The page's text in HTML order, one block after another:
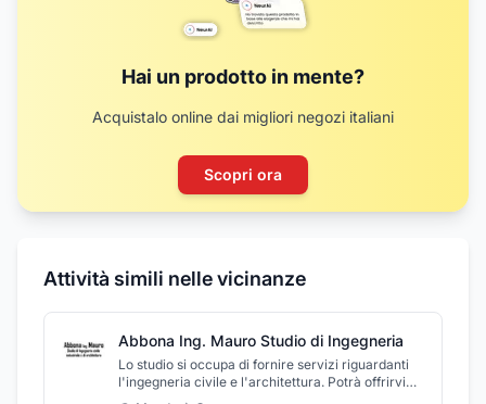
Hai un prodotto in mente?
Acquistalo online dai migliori negozi italiani
Scopri ora
Attività simili nelle vicinanze
Abbona Ing. Mauro Studio di Ingegneria
Lo studio si occupa di fornire servizi riguardanti
l'ingegneria civile e l'architettura. Potrà offrirvi
consulenze per quanto riguarda la progettazione,